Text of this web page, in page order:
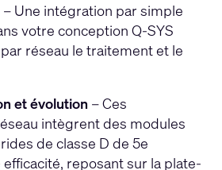
– Une intégration par simple
votre conception Q-SYS
réseau le traitement et le
et évolution – Ces
intègrent des modules
de classe D de 5e
reposant sur la plate-